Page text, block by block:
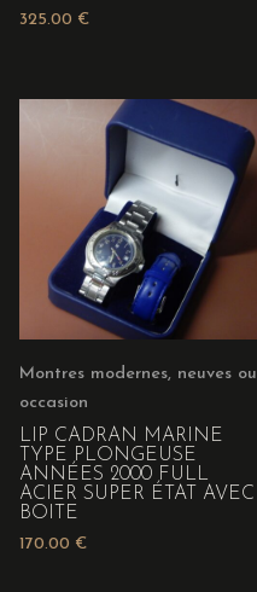
325.00 €
Montres modernes, neuves ou
occasion
LIP CADRAN MARINE
TYPE PLONGEUSE
ANNÉES 2000 FULL
ACIER SUPER ÉTAT AVEC
BOITE
170.00 €